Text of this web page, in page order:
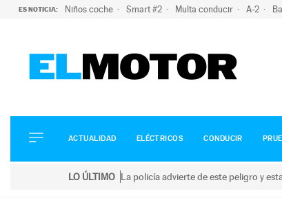
ES NOTICIA: Niños coche Smart #2 Multa conducir A-2
ELÉCTRICOS
CONDUCIR
ACTUALIDAD ELÉCTRICOS CONDUCIR
LO ÚLTIMO La policía advierte de este peligro y